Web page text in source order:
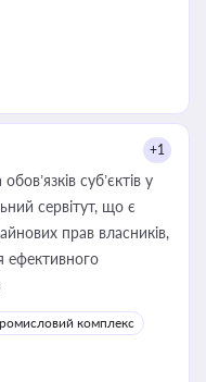
+1
суб’єктів у
сервітут, що є
прав власників,
ефективного
комплекс